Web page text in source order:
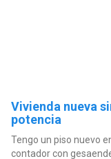
Vivienda nueva
potencia
Tengo un piso nuevo
contador con